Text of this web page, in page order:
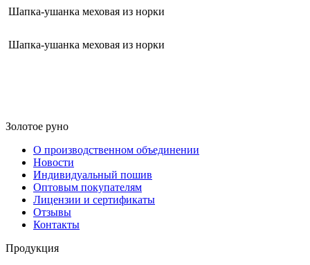
Шапка-ушанка меховая из норки
Шапка-ушанка меховая из норки
Золотое руно
О производственном объединении
Новости
Индивидуальный пошив
Оптовым покупателям
Лицензии и сертификаты
Отзывы
Контакты
Продукция